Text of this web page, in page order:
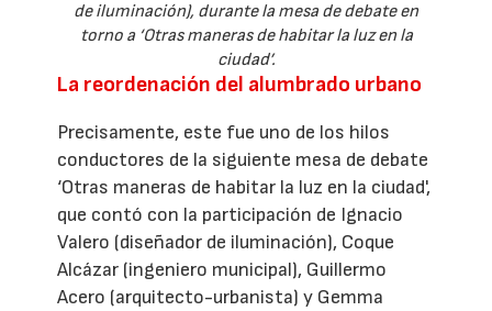
de iluminación), durante la mesa de debate en
torno a ‘Otras maneras de habitar la luz en la
ciudad’.
La reordenación del alumbrado urbano
Precisamente, este fue uno de los hilos
conductores de la siguiente mesa de debate
‘Otras maneras de habitar la luz en la ciudad',
que contó con la participación de Ignacio
Valero (diseñador de iluminación), Coque
Alcázar (ingeniero municipal), Guillermo
Acero (arquitecto-urbanista) y Gemma